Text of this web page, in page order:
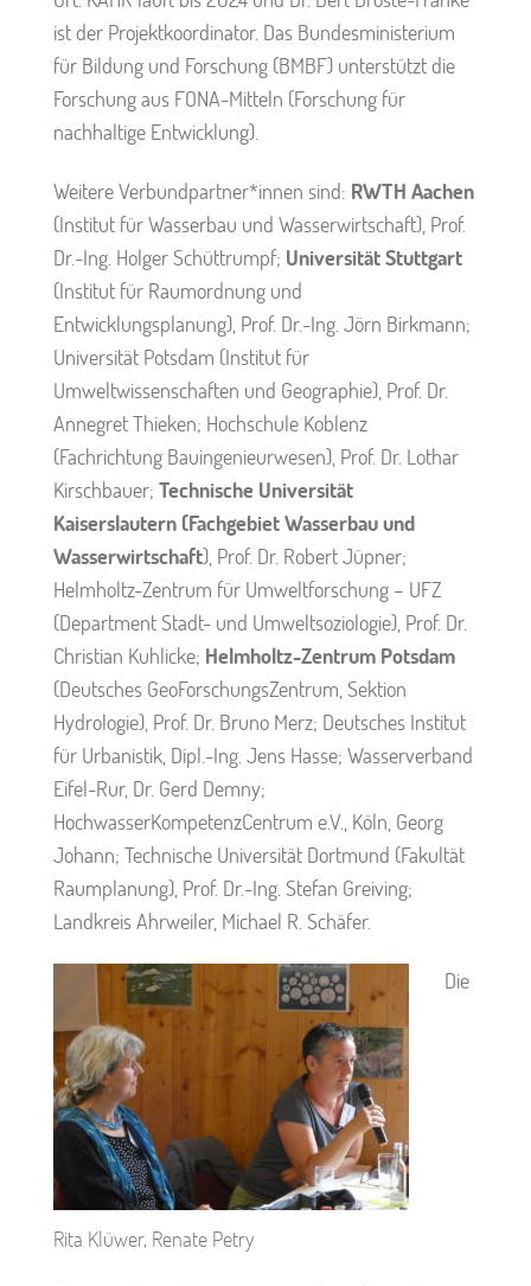
ist der Projektkoordinator. Das Bundesministerium
für Bildung und Forschung (BMBF) unterstützt die
Forschung aus FONA-Mitteln (Forschung für
nachhaltige Entwicklung).
Weitere Verbundpartner*innen sind: RWTH Aachen
(Institut für Wasserbau und Wasserwirtschaft), Prof.
Dr.-Ing. Holger Schüttrumpf; Universität Stuttgart
(Institut für Raumordnung und
Entwicklungsplanung), Prof. Dr.-Ing. Jörn Birkmann;
Universität Potsdam (Institut für
Umweltwissenschaften und Geographie), Prof. Dr.
Annegret Thieken; Hochschule Koblenz
(Fachrichtung Bauingenieurwesen), Prof. Dr. Lothar
Kirschbauer; Technische Universität
Kaiserslautern (Fachgebiet Wasserbau und
Wasserwirtschaft), Prof. Dr. Robert Jüpner;
Helmholtz-Zentrum für Umweltforschung – UFZ
(Department Stadt- und Umweltsoziologie), Prof. Dr.
Christian Kuhlicke; Helmholtz-Zentrum Potsdam
(Deutsches GeoForschungsZentrum, Sektion
Hydrologie), Prof. Dr. Bruno Merz; Deutsches Institut
für Urbanistik, Dipl.-Ing. Jens Hasse; Wasserverband
Eifel-Rur, Dr. Gerd Demny;
HochwasserKompetenzCentrum e.V., Köln, Georg
Johann; Technische Universität Dortmund (Fakultät
Raumplanung), Prof. Dr.-Ing. Stefan Greiving;
Landkreis Ahrweiler, Michael R. Schäfer.
Rita Klüwer, Renate Petry
Die